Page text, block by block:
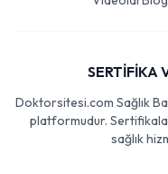
SERTİFİKA
Doktorsitesi.com Sağlık
platformudur.
sağlık